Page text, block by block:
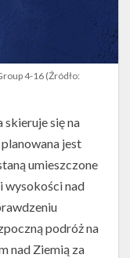
4-16 (Źródło:
się na
planowana jest
umieszczone
wysokości nad
podróż na
nad Ziemią za